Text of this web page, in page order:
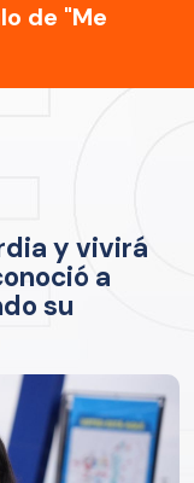
de "Me
y vivirá
a
su